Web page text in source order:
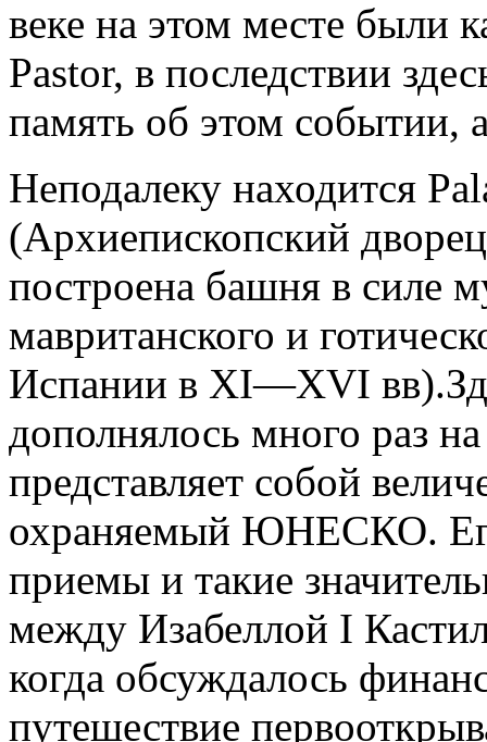
веке на этом месте были
Pastor, в последствии
память об этом событии,
Неподалеку находится
(Архиепископский
построена башня в силе
мавританского и
Испании в XI—XVI
дополнялось много раз
представляет собой
охраняемый ЮНЕСКО.
приемы и такие
между Изабеллой I
когда обсуждалось
путешествие